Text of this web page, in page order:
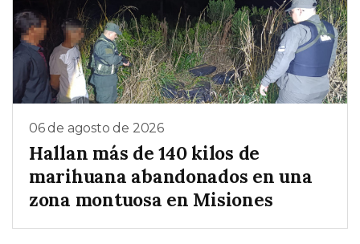
06 de agosto de 2026
Hallan más de 140 kilos de
marihuana abandonados en una
zona montuosa en Misiones